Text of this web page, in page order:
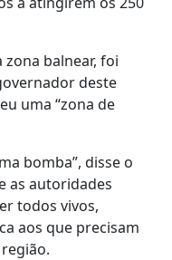
zona balnear, foi
deste
uma “zona de
bomba”, disse o
as autoridades
todos vivos,
aos que precisam